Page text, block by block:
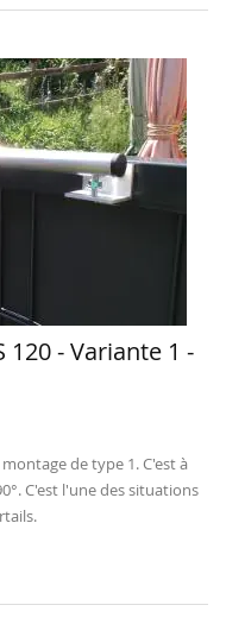
120 - Variante 1 -
de type 1. C'est à
C'est l'une des situations